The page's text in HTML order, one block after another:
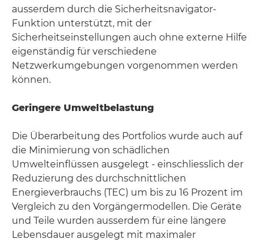
ausserdem durch die Sicherheitsnavigator-
Funktion unterstützt, mit der
Sicherheitseinstellungen auch ohne externe Hilfe
eigenständig für verschiedene
Netzwerkumgebungen vorgenommen werden
können.
Geringere Umweltbelastung
Die Überarbeitung des Portfolios wurde auch auf
die Minimierung von schädlichen
Umwelteinflüssen ausgelegt - einschliesslich der
Reduzierung des durchschnittlichen
Energieverbrauchs (TEC) um bis zu 16 Prozent im
Vergleich zu den Vorgängermodellen. Die Geräte
und Teile wurden ausserdem für eine längere
Lebensdauer ausgelegt mit maximaler